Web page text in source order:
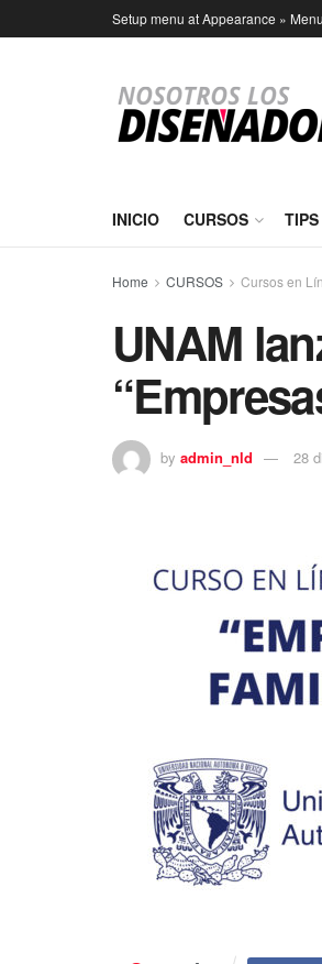
Setup menu at Appearance »
INICIO CURSOS
Home CURSOS Cursos en
UNAM
by admin_nld 28